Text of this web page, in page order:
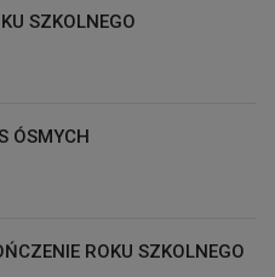
SZKOLNEGO
ÓSMYCH
ROKU SZKOLNEGO